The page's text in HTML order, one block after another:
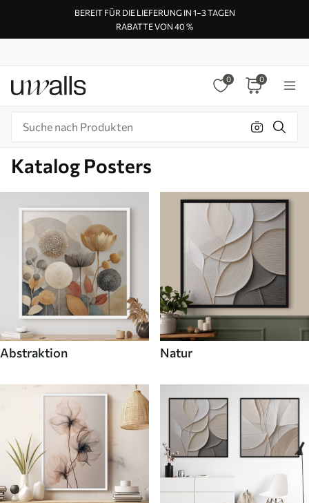
BEREIT FÜR DIE LIEFERUNG IN 1–3 TAGEN
RABATTE VON 40 %
0 0
Katalog Posters
Abstraktion Natur